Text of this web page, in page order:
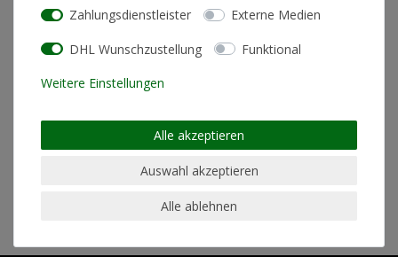
Pflegehinweis
Maschinenwäsche linksrum 30°
Reinigung
Materialzusammensetzung
Schnitt
Standard Fit (normale Passform)
geeignet für Trockner
nein
ja (bei geringer Temperatur)
Zahlungsdienstleister Externe Medien
DHL Wunschzustellung Funktional
Weitere Einstellungen
Alle akzeptieren
Auswahl akzeptieren
Alle ablehnen